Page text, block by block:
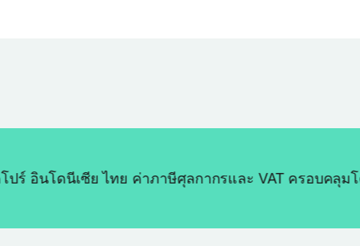
เซีย ไทย ค่าภาษีศุลกากรและ VAT ครอบคลุมโดยเรา ส